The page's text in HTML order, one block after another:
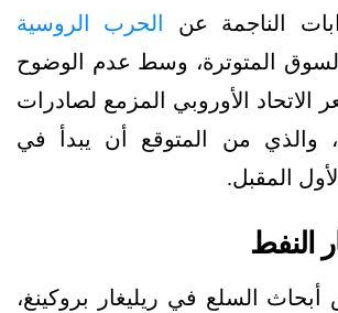
الناجمة عن الحرب الروسية
المتوترة، وسط عدم الوضوح
الأوروبي المزمع لصادرات
والذي من المتوقع أن يبدأ في
المقبل.
النفط
السلع في ريليغار بروكينغ،